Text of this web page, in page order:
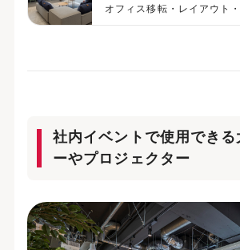
オフィス移転・レイアウト
社内イベントで使用できる
ーやプロジェクター